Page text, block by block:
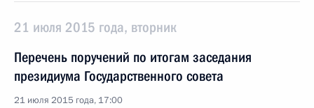
21 июля 2015 года, вторник
Перечень поручений по итогам заседания
президиума Государственного совета
21 июля 2015 года, 17:00